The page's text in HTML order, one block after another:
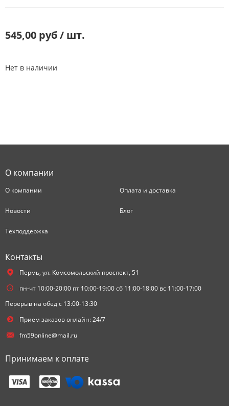
545,00 руб / шт.
Нет в наличии
О компании
О компании Оплата и доставка
Новости Блог
Техподдержка
Контакты
Пермь, ул. Комсомольский проспект, 51
пн-чт 10:00-20:00 пт 10:00-19:00 сб 11:00-18:00 вс 11:00-17:00
Перерыв на обед с 13:00-13:30
Прием заказов онлайн: 24/7
fm59online@mail.ru
Принимаем к оплате